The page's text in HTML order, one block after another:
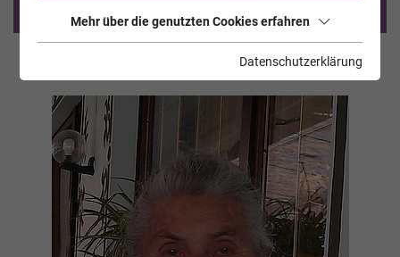
Mehr über die genutzten Cookies erfahren
Datenschutzerklärung